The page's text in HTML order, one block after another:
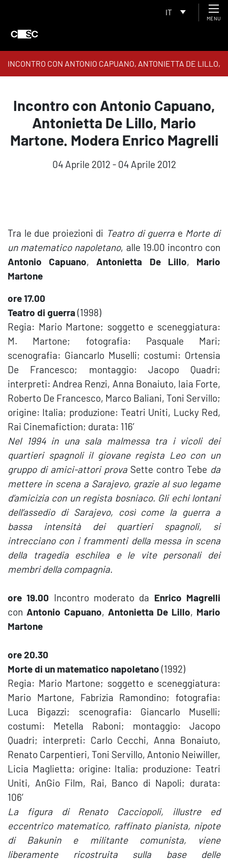
IT
MENU
INCONTRO CON ANTONIO CAPUANO, ANTONIETTA DE LILLO,
MARIO MARTONE. MODERA ENRICO MAGRELLI
Incontro con Antonio Capuano,
Antonietta De Lillo, Mario
Martone. Modera Enrico Magrelli
04 Aprile 2012 - 04 Aprile 2012
Tra le due proiezioni di Teatro di guerrae Morte di
un matematico napoletano, alle 19.00 incontro con
Antonio Capuano, Antonietta De Lillo, Mario
Martone
ore 17.00
Teatro di guerra(1998)
Regia: Mario Martone; soggetto e sceneggiatura:
M. Martone; fotografia: Pasquale Mari;
scenografia: Giancarlo Muselli; costumi: Ortensia
De Francesco; montaggio: Jacopo Quadri;
interpreti: Andrea Renzi, Anna Bonaiuto, Iaia Forte,
Roberto De Francesco, Marco Baliani, Toni Servillo;
origine: Italia; produzione: Teatri Uniti, Lucky Red,
Rai Cinemafiction; durata: 116′
Nel 1994 in una sala malmessa tra i vicoli dei
quartieri spagnoli il giovane regista Leo con un
gruppo di amici-attori provaSette contro Tebe da
mettere in scena a Sarajevo, grazie al suo legame
d’amicizia con un regista bosniaco. Gli echi lontani
dell’assedio di Sarajevo, così come la guerra a
bassa intensità dei quartieri spagnoli, si
intrecciano con i frammenti della messa in scena
della tragedia eschilea e le vite personali dei
membri della compagnia.
ore 19.00 Incontro moderato da Enrico Magrelli
con Antonio Capuano, Antonietta De Lillo, Mario
Martone
ore 20.30
Morte di un matematico napoletano (1992)
Regia: Mario Martone; soggetto e sceneggiatura:
Mario Martone, Fabrizia Ramondino; fotografia:
Luca Bigazzi; scenografia: Giancarlo Muselli;
costumi: Metella Raboni; montaggio: Jacopo
Quadri; interpreti: Carlo Cecchi, Anna Bonaiuto,
Renato Carpentieri, Toni Servillo, Antonio Neiwiller,
Licia Maglietta; origine: Italia; produzione: Teatri
Uniti, AnGio Film, Rai, Banco di Napoli; durata:
106′
La figura di Renato Cacciopoli, illustre ed
eccentrico matematico, raffinato pianista, nipote
di Bakunin e militante comunista, viene
liberamente ricostruita sulla base delle